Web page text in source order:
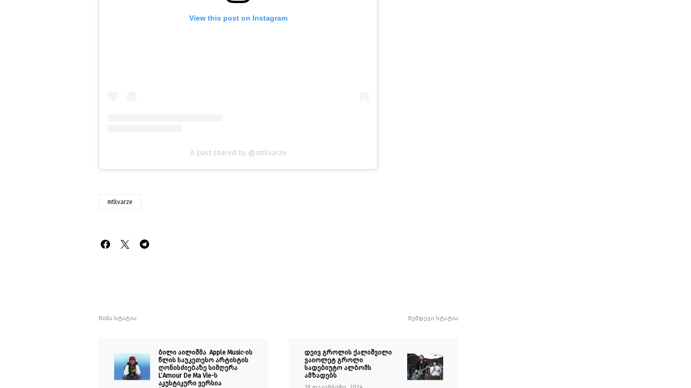
View this post on Instagram
A post shared by @mtkvarze
mtkvarze
წინა სტატია
ბილი აილიშმა Apple Music-ის
წლის საუკეთესო არტისტის
ღონისძიებაზე სიმღერა
L’Amour De Ma Vie-ს
აკუსტიკური ვერსია
შემდეგი სტატია
დეივ გროლის ქალიშვილი
ვაიოლეტ გროლი
სადებიუტო ალბომს
ამზადებს